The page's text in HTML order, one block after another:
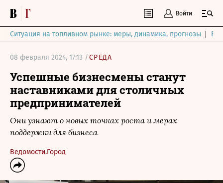
Войти
Ситуация на топливном рынке: меры, динамика, прогнозы
08 февраля 2024, 17:13 /СРЕДА
Успешные бизнесмены станут
наставниками для столичных
предпринимателей
Они узнают о новых точках роста и мерах
поддержки для бизнеса
Ведомости.Город